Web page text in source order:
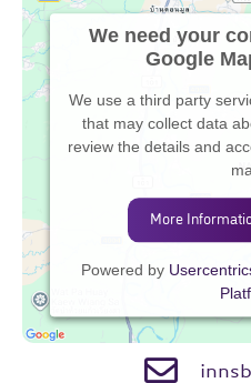
We need your
Google
We use a third party
that may collect data
review the details and
More
Powered by